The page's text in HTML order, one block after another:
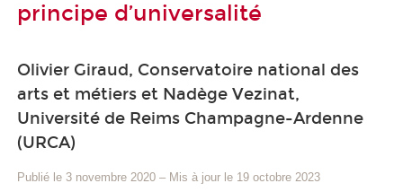
principe d’universalité
Olivier Giraud, Conservatoire national des
arts et métiers et Nadège Vezinat,
Université de Reims Champagne-Ardenne
(URCA)
Publié le 3 novembre 2020 – Mis à jour le 19 octobre 2023